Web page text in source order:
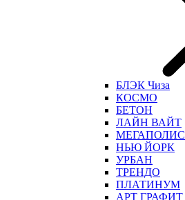
БЛЭК Чиза
КОСМО
БЕТОН
ЛАЙН ВАЙТ
МЕГАПОЛИС
НЬЮ ЙОРК
УРБАН
ТРЕНДО
ПЛАТИНУМ
АРТ ГРАФИТ